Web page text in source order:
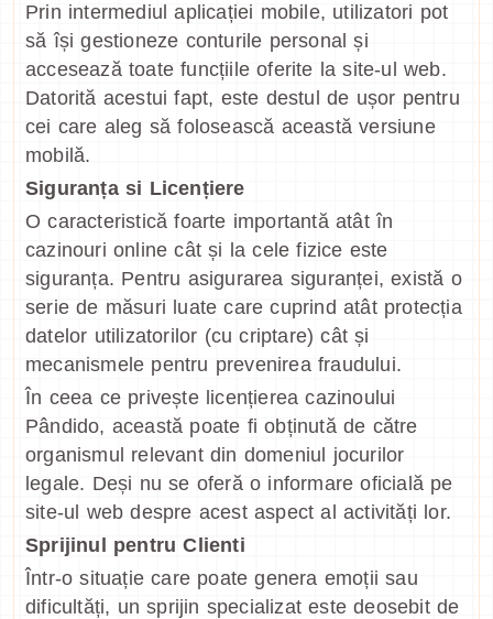
Prin intermediul aplicației mobile, utilizatori pot
să își gestioneze conturile personal și
accesează toate funcțiile oferite la site-ul web.
Datorită acestui fapt, este destul de ușor pentru
cei care aleg să folosească această versiune
mobilă.
Siguranța si Licențiere
O caracteristică foarte importantă atât în
cazinouri online cât și la cele fizice este
siguranța. Pentru asigurarea siguranței, există o
serie de măsuri luate care cuprind atât protecția
datelor utilizatorilor (cu criptare) cât și
mecanismele pentru prevenirea fraudului.
În ceea ce privește licențierea cazinoului
Pândido, această poate fi obținută de către
organismul relevant din domeniul jocurilor
legale. Deși nu se oferă o informare oficială pe
site-ul web despre acest aspect al activități lor.
Sprijinul pentru Clienti
Într-o situație care poate genera emoții sau
dificultăți, un sprijin specializat este deosebit de